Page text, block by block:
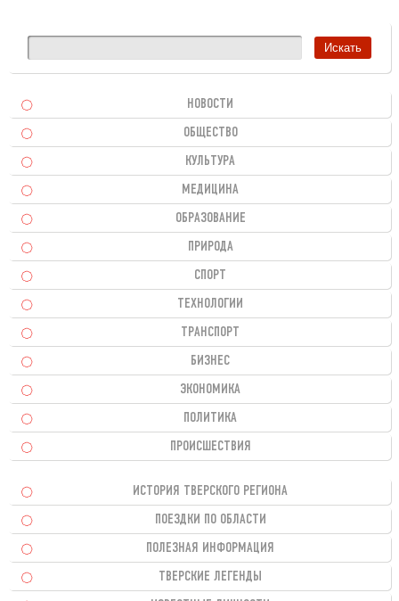
НОВОСТИ
ОБЩЕСТВО
КУЛЬТУРА
МЕДИЦИНА
ОБРАЗОВАНИЕ
ПРИРОДА
СПОРТ
ТЕХНОЛОГИИ
ТРАНСПОРТ
БИЗНЕС
ЭКОНОМИКА
ПОЛИТИКА
ПРОИСШЕСТВИЯ
ИСТОРИЯ ТВЕРСКОГО РЕГИОНА
ПОЕЗДКИ ПО ОБЛАСТИ
ПОЛЕЗНАЯ ИНФОРМАЦИЯ
ТВЕРСКИЕ ЛЕГЕНДЫ